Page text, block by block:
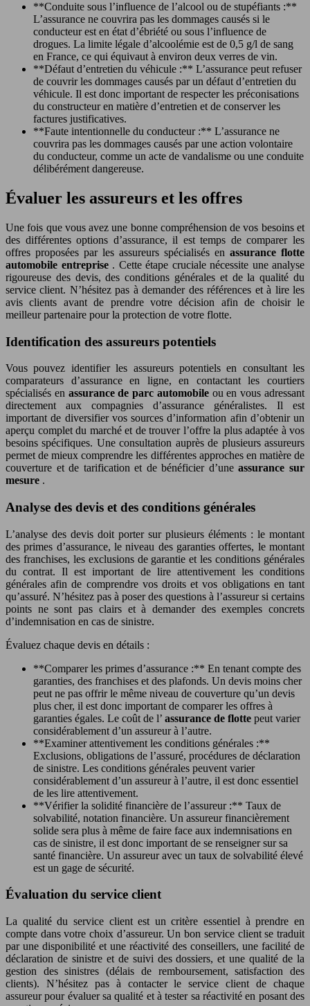
**Conduite sous l’influence de l’alcool ou de stupéfiants :**
L’assurance ne couvrira pas les dommages causés si le
conducteur est en état d’ébriété ou sous l’influence de
drogues. La limite légale d’alcoolémie est de 0,5 g/l de sang
en France, ce qui équivaut à environ deux verres de vin.
**Défaut d’entretien du véhicule :** L’assurance peut refuser
de couvrir les dommages causés par un défaut d’entretien du
véhicule. Il est donc important de respecter les préconisations
du constructeur en matière d’entretien et de conserver les
factures justificatives.
**Faute intentionnelle du conducteur :** L’assurance ne
couvrira pas les dommages causés par une action volontaire
du conducteur, comme un acte de vandalisme ou une conduite
délibérément dangereuse.
Évaluer les assureurs et les offres
Une fois que vous avez une bonne compréhension de vos besoins et
des différentes options d’assurance, il est temps de comparer les
offres proposées par les assureurs spécialisés en assurance flotte
automobile entreprise . Cette étape cruciale nécessite une analyse
rigoureuse des devis, des conditions générales et de la qualité du
service client. N’hésitez pas à demander des références et à lire les
avis clients avant de prendre votre décision afin de choisir le
meilleur partenaire pour la protection de votre flotte.
Identification des assureurs potentiels
Vous pouvez identifier les assureurs potentiels en consultant les
comparateurs d’assurance en ligne, en contactant les courtiers
spécialisés en assurance de parc automobile ou en vous adressant
directement aux compagnies d’assurance généralistes. Il est
important de diversifier vos sources d’information afin d’obtenir un
aperçu complet du marché et de trouver l’offre la plus adaptée à vos
besoins spécifiques. Une consultation auprès de plusieurs assureurs
permet de mieux comprendre les différentes approches en matière de
couverture et de tarification et de bénéficier d’uneassurance sur
mesure .
Analyse des devis et des conditions générales
L’analyse des devis doit porter sur plusieurs éléments : le montant
des primes d’assurance, le niveau des garanties offertes, le montant
des franchises, les exclusions de garantie et les conditions générales
du contrat. Il est important de lire attentivement les conditions
générales afin de comprendre vos droits et vos obligations en tant
qu’assuré. N’hésitez pas à poser des questions à l’assureur si certains
points ne sont pas clairs et à demander des exemples concrets
d’indemnisation en cas de sinistre.
Évaluez chaque devis en détails :
**Comparer les primes d’assurance :** En tenant compte des
garanties, des franchises et des plafonds. Un devis moins cher
peut ne pas offrir le même niveau de couverture qu’un devis
plus cher, il est donc important de comparer les offres à
garanties égales. Le coût de l’ assurance de flotte peut varier
considérablement d’un assureur à l’autre.
**Examiner attentivement les conditions générales :**
Exclusions, obligations de l’assuré, procédures de déclaration
de sinistre. Les conditions générales peuvent varier
considérablement d’un assureur à l’autre, il est donc essentiel
de les lire attentivement.
**Vérifier la solidité financière de l’assureur :** Taux de
solvabilité, notation financière. Un assureur financièrement
solide sera plus à même de faire face aux indemnisations en
cas de sinistre, il est donc important de se renseigner sur sa
santé financière. Un assureur avec un taux de solvabilité élevé
est un gage de sécurité.
Évaluation du service client
La qualité du service client est un critère essentiel à prendre en
compte dans votre choix d’assureur. Un bon service client se traduit
par une disponibilité et une réactivité des conseillers, une facilité de
déclaration de sinistre et de suivi des dossiers, et une qualité de la
gestion des sinistres (délais de remboursement, satisfaction des
clients). N’hésitez pas à contacter le service client de chaque
assureur pour évaluer sa qualité et à tester sa réactivité en posant des